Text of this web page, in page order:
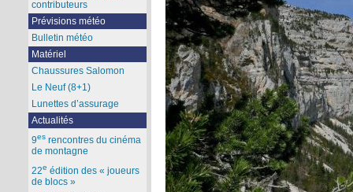
contributeurs
Prévisions météo
Bulletin météo
Matériel
Chaussures Salomon
Le Neuf (8+1)
Lunettes d’assurage
Actualités
9esrencontres du cinéma
de montagne
22e édition des « joueurs
de blocs »